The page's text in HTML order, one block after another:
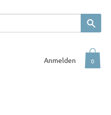
0
Anmelden